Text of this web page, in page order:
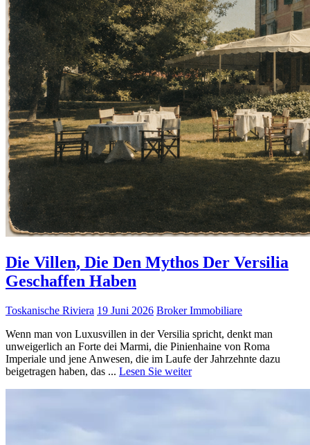
Die Villen, Die Den Mythos Der Versilia
Geschaffen Haben
Toskanische Riviera 19 Juni 2026 Broker Immobiliare
Wenn man von Luxusvillen in der Versilia spricht, denkt man
unweigerlich an Forte dei Marmi, die Pinienhaine von Roma
Imperiale und jene Anwesen, die im Laufe der Jahrzehnte dazu
beigetragen haben, das ... Lesen Sie weiter